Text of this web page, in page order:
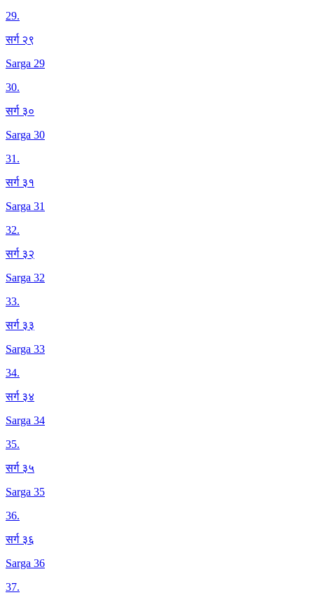
29.
सर्ग २९
Sarga 29
30.
सर्ग ३०
Sarga 30
31.
सर्ग ३१
Sarga 31
32.
सर्ग ३२
Sarga 32
33.
सर्ग ३३
Sarga 33
34.
सर्ग ३४
Sarga 34
35.
सर्ग ३५
Sarga 35
36.
सर्ग ३६
Sarga 36
37.